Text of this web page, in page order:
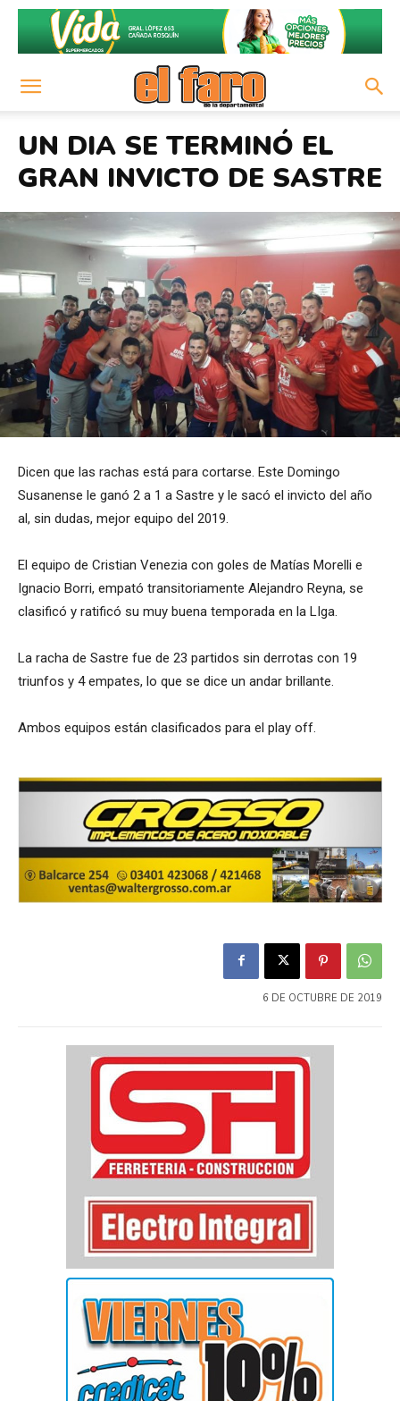
UN DIA SE TERMINÓ EL
GRAN INVICTO DE SASTRE
Dicen que las rachas está para cortarse. Este Domingo
Susanense le ganó 2 a 1 a Sastre y le sacó el invicto del año
al, sin dudas, mejor equipo del 2019.
El equipo de Cristian Venezia con goles de Matías Morelli e
Ignacio Borri, empató transitoriamente Alejandro Reyna, se
clasificó y ratificó su muy buena temporada en la LIga.
La racha de Sastre fue de 23 partidos sin derrotas con 19
triunfos y 4 empates, lo que se dice un andar brillante.
Ambos equipos están clasificados para el play off.
6 DE OCTUBRE DE 2019